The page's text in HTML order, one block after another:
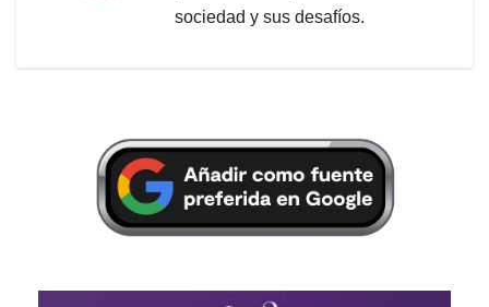
sociedad y sus desafíos.